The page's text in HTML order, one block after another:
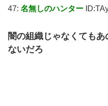
47: 名無しのハンター
闇の組織じゃなくても
ないだろ